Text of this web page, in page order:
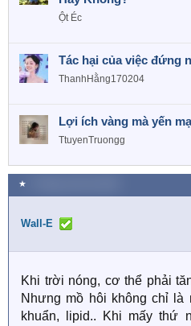
Ột Éc
Tác hại của việc đứng
ThanhHằng170204
Lợi ích vàng mà yến
TtuyenTruongg
★
Wall-E
Khi trời nóng, cơ thể phải
Nhưng mồ hôi không chỉ
khuẩn, lipid.. Khi mấy thứ